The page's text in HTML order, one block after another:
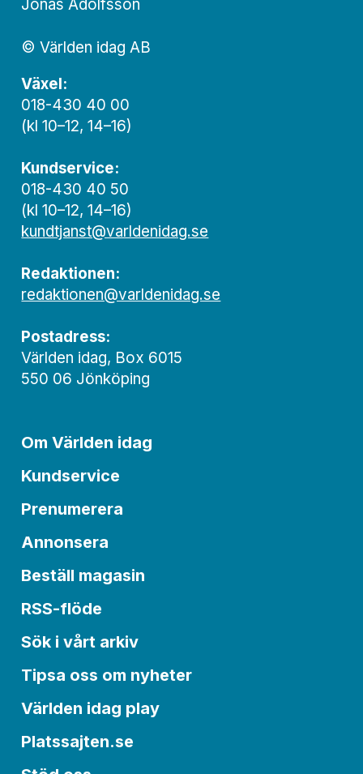
Jonas Adolfsson
© Världen idag AB
Växel:
018-430 40 00
(kl 10–12, 14–16)
Kundservice:
018-430 40 50
(kl 10–12, 14–16)
kundtjanst@varldenidag.se
Redaktionen:
redaktionen@varldenidag.se
Postadress:
Världen idag, Box 6015
550 06 Jönköping
Om Världen idag
Kundservice
Prenumerera
Annonsera
Beställ magasin
RSS-flöde
Sök i vårt arkiv
Tipsa oss om nyheter
Världen idag play
Platssajten.se